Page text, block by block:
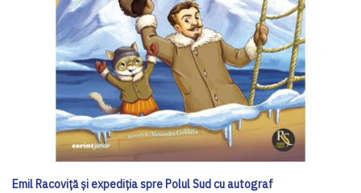
Emil Racoviță și expediția spre Polul Sud cu autograf